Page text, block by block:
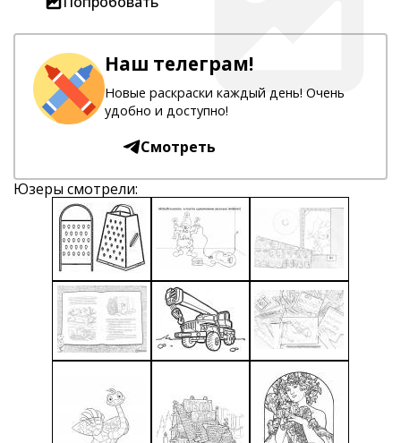
Наш телеграм!
Новые раскраски каждый день! Очень
удобно и доступно!
Смотреть
Юзеры смотрели: